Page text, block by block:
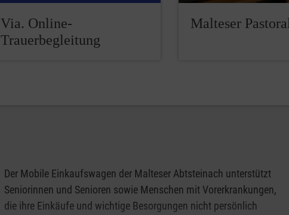
Via. Online-
Trauerbegleitung
Malteser Pastoral
Der Mobile Einkaufswagen der Malteser Abtsteinach unterstützt
Seniorinnen und Senioren sowie Menschen mit Vorerkrankungen,
die ihre Einkäufe und wichtige Besorgungen nicht persönlich